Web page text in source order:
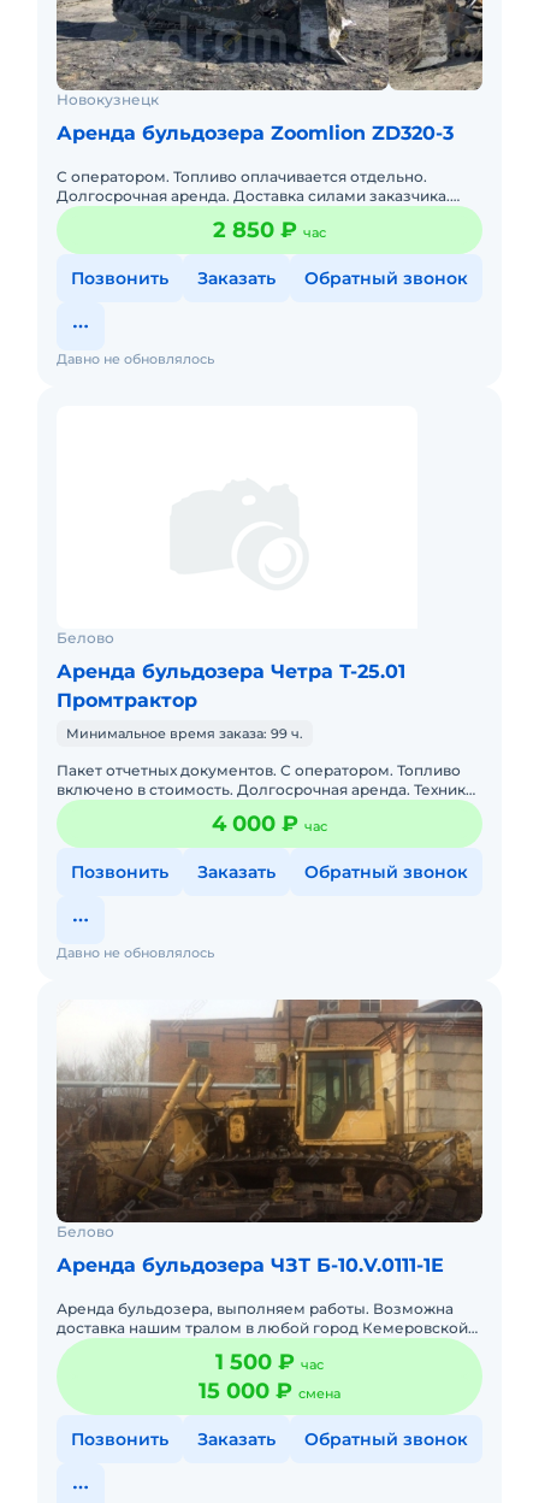
Новокузнецк
Аренда бульдозера Zoomlion ZD320-3
С оператором. Топливо оплачивается отдельно.
Долгосрочная аренда. Доставка силами заказчика.
Сейчас свободна. Смена 11 часов. 2 смены в сутки.
Стоимость указана
2 850 ₽ час
Позвонить Заказать Обратный звонок
Давно не обновлялось
Белово
Аренда бульдозера Четра Т-25.01
Промтрактор
Минимальное время заказа: 99 ч.
Пакет отчетных документов. С оператором. Топливо
включено в стоимость. Долгосрочная аренда. Техника
с малой наработкой. Сейчас свободна. Цена указана
ориентиров
4 000 ₽ час
Позвонить Заказать Обратный звонок
Давно не обновлялось
Белово
Аренда бульдозера ЧЗТ Б-10.V.0111-1Е
Аренда бульдозера, выполняем работы. Возможна
доставка нашим тралом в любой город Кемеровской
1 500 ₽ час
15 000 ₽ смена
Позвонить Заказать Обратный звонок